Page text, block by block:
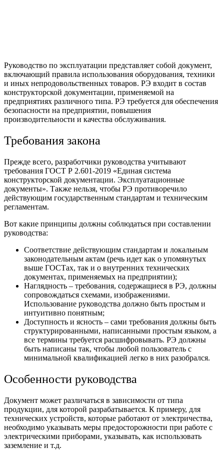
Руководство по эксплуатации представляет собой документ,
включающий правила использования оборудования, техники
и иных непродовольственных товаров. РЭ входит в состав
конструкторской документации, применяемой на
предприятиях различного типа. РЭ требуется для обеспечения
безопасности на предприятии, повышения
производительности и качества обслуживания.
Требования закона
Прежде всего, разработчики руководства учитывают
требования ГОСТ Р 2.601-2019 «Единая система
конструкторской документации. Эксплуатационные
документы». Также нельзя, чтобы РЭ противоречило
действующим государственным стандартам и техническим
регламентам.
Вот какие принципы должны соблюдаться при составлении
руководства:
Соответствие действующим стандартам и локальным
законодательным актам (речь идет как о упомянутых
выше ГОСТах, так и о внутренних технических
документах, применяемых на предприятии);
Наглядность – требования, содержащиеся в РЭ, должны
сопровождаться схемами, изображениями.
Использование руководства должно быть простым и
интуитивно понятным;
Доступность и ясность – сами требования должны быть
структурированными, написанными простым языком, а
все термины требуется расшифровывать. РЭ должны
быть написаны так, чтобы любой пользователь с
минимальной квалификацией легко в них разобрался.
Особенности руководства
Документ может различаться в зависимости от типа
продукции, для которой разрабатывается. К примеру, для
технических устройств, которые работают от электричества,
необходимо указывать меры предосторожности при работе с
электрическими приборами, указывать, как использовать
заземление и т.д.